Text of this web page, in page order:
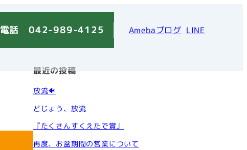
電話 042-989-4125 Amebaブログ LINE
最近の投稿
放流🐠
どじょう、放流
『たくさんすくえたで賞』
再度、お盆期間の営業について